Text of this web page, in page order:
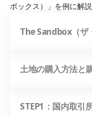
ボックス）」を例に解説
The Sandbox（ザ
土地の購入方法と
STEP1：国内取引